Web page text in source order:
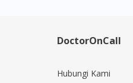
DoctorOnCall
Hubungi Kami